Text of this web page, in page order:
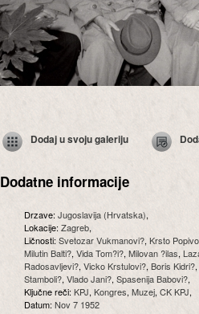
Dodaj u svoju galeriju
Dodatne informacije
Drzave:Jugoslavija (Hrvatska),
Lokacije:Zagreb,
Ličnosti:Svetozar Vukmanovi?, Krsto
Milutin Balti?, Vida Tom?i?, Milovan ?ilas,
Radosavljevi?, Vicko Krstulovi?, Boris Kidri?,
Stamboli?, Vlado Jani?, Spasenija Babovi?,
Ključne reči:KPJ, Kongres, Muzej, CK KPJ,
Datum: Nov 7 1952